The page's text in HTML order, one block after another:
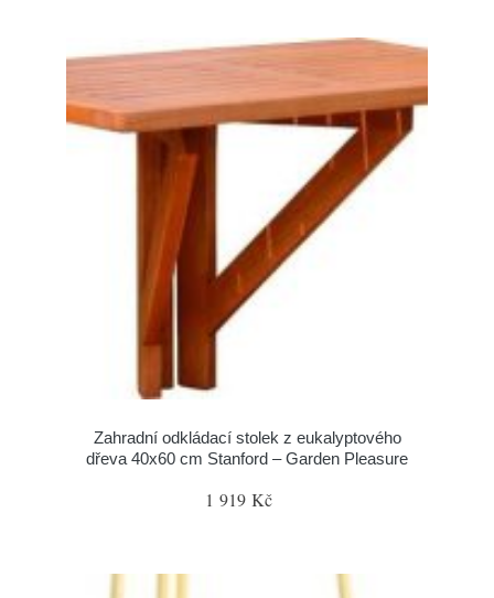
Zahradní odkládací stolek z eukalyptového
dřeva 40x60 cm Stanford – Garden Pleasure
1 919 Kč